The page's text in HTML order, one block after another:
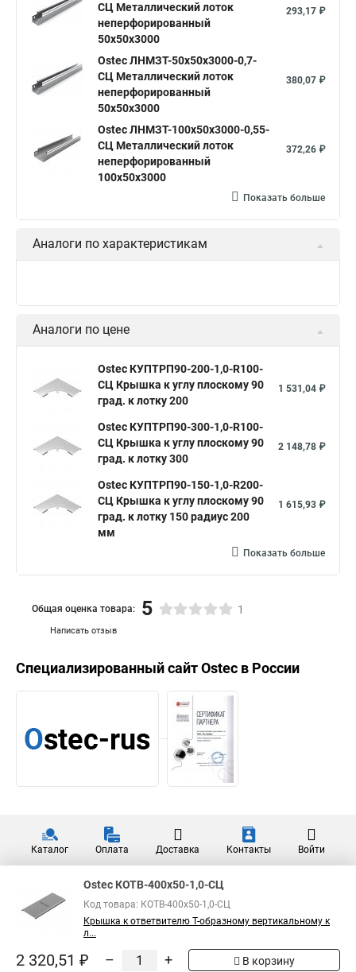
СЦ Металлический лоток
неперфорированный
50х50х3000
293,17 ₽
Ostec ЛНМЗТ-50х50х3000-0,7-
СЦ Металлический лоток
неперфорированный
50х50х3000
380,07 ₽
Ostec ЛНМЗТ-100х50х3000-0,55-
СЦ Металлический лоток
неперфорированный
100х50х3000
372,26 ₽
Показать больше
Аналоги по характеристикам
Аналоги по цене
Ostec КУПТРП90-200-1,0-R100-
СЦ Крышка к углу плоскому 90
град. к лотку 200
1 531,04 ₽
Ostec КУПТРП90-300-1,0-R100-
СЦ Крышка к углу плоскому 90
град. к лотку 300
2 148,78 ₽
Ostec КУПТРП90-150-1,0-R200-
СЦ Крышка к углу плоскому 90
град. к лотку 150 радиус 200
мм
1 615,93 ₽
Показать больше
Написать отзыв
Общая оценка товара: 5 1
Специализированный сайтOstec в России
Каталог Оплата Доставка Контакты Войти
Ostec КОТВ-400х50-1,0-СЦ
Код товара: КОТВ-400х50-1,0-СЦ
Крышка к ответвителю Т-образному вертикальному к
л...
2 320,51 ₽ – + В корзину